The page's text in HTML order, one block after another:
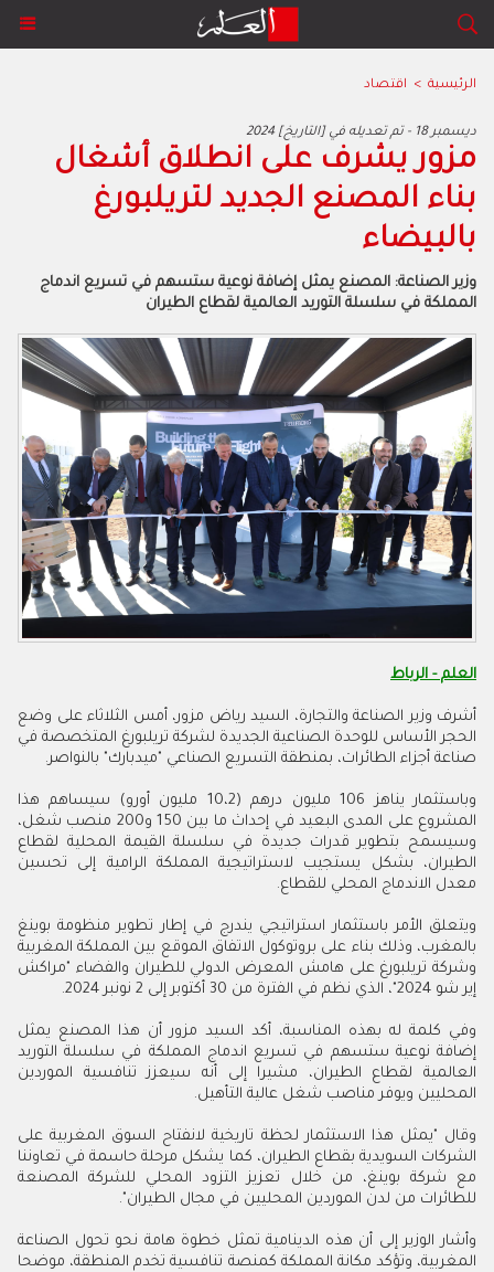
الرئيسية > اقتصاد
2024 ديسمبر 18 - تم تعديله في [التاريخ]
مزور يشرف على انطلاق أشغال
بناء المصنع الجديد لتريلبورغ
بالبيضاء
وزير الصناعة: المصنع يمثل إضافة نوعية ستسهم في تسريع اندماج
المملكة في سلسلة التوريد العالمية لقطاع الطيران
العلم - الرباط
أشرف وزير الصناعة والتجارة، السيد رياض مزور، أمس الثلاثاء على وضع
الحجر الأساس للوحدة الصناعية الجديدة لشركة تريلبورغ المتخصصة في
صناعة أجزاء الطائرات، بمنطقة التسريع الصناعي "ميدبارك" بالنواصر.
وباستثمار يناهز 106 مليون درهم (10،2 مليون أورو) سيساهم هذا
المشروع على المدى البعيد في إحداث ما بين 150 و200 منصب شغل،
وسيسمح بتطوير قدرات جديدة في سلسلة القيمة المحلية لقطاع
الطيران، بشكل يستجيب لاستراتيجية المملكة الرامية إلى تحسين
معدل الاندماج المحلي للقطاع.
ويتعلق الأمر باستثمار استراتيجي يندرج في إطار تطوير منظومة بوينغ
بالمغرب، وذلك بناء على بروتوكول الاتفاق الموقع بين المملكة المغربية
وشركة تريلبورغ على هامش المعرض الدولي للطيران والفضاء "مراكش
إير شو 2024"، الذي نظم في الفترة من 30 أكتوبر إلى 2 نونبر 2024.
وفي كلمة له بهذه المناسبة، أكد السيد مزور أن هذا المصنع يمثل
إضافة نوعية ستسهم في تسريع اندماج المملكة في سلسلة التوريد
العالمية لقطاع الطيران، مشيرا إلى أنه سيعزز تنافسية الموردين
المحليين ويوفر مناصب شغل عالية التأهيل.
وقال "يمثل هذا الاستثمار لحظة تاريخية لانفتاح السوق المغربية على
الشركات السويدية بقطاع الطيران، كما يشكل مرحلة حاسمة في تعاوننا
مع شركة بوينغ، من خلال تعزيز التزود المحلي للشركة المصنعة
للطائرات من لدن الموردين المحليين في مجال الطيران".
وأشار الوزير إلى أن هذه الدينامية تمثل خطوة هامة نحو تحول الصناعة
المغربية، وتؤكد مكانة المملكة كمنصة تنافسية تخدم المنطقة، موضحا